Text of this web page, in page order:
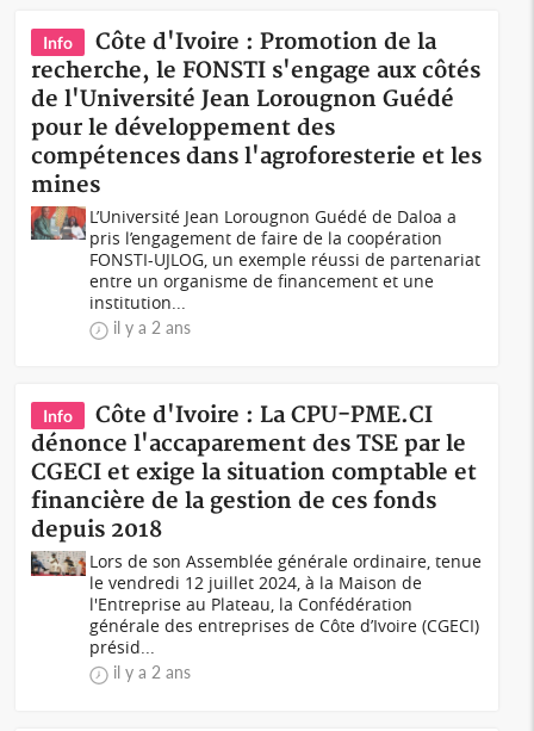
Info
Côte d'Ivoire : Promotion de la
recherche, le FONSTI s'engage aux côtés
de l'Université Jean Lorougnon Guédé
pour le développement des
compétences dans l'agroforesterie et les
mines
L’Université Jean Lorougnon Guédé de Daloa a
pris l’engagement de faire de la coopération
FONSTI-UJLOG, un exemple réussi de partenariat
entre un organisme de financement et une
institution...
il y a 2 ans
Info
Côte d'Ivoire : La CPU-PME.CI
dénonce l'accaparement des TSE par le
CGECI et exige la situation comptable et
financière de la gestion de ces fonds
depuis 2018
Lors de son Assemblée générale ordinaire, tenue
le vendredi 12 juillet 2024, à la Maison de
l'Entreprise au Plateau, la Confédération
générale des entreprises de Côte d’Ivoire (CGECI)
présid...
il y a 2 ans